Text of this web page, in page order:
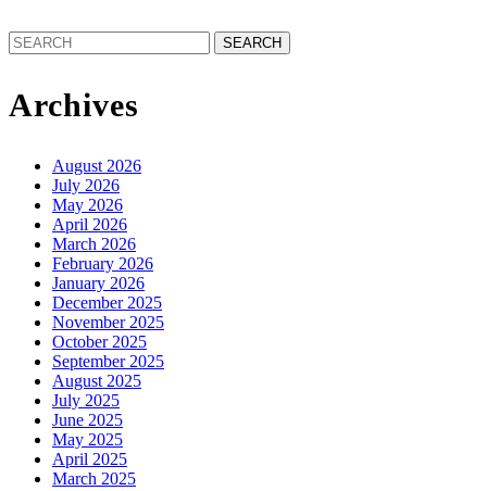
Search
for:
Archives
August 2026
July 2026
May 2026
April 2026
March 2026
February 2026
January 2026
December 2025
November 2025
October 2025
September 2025
August 2025
July 2025
June 2025
May 2025
April 2025
March 2025